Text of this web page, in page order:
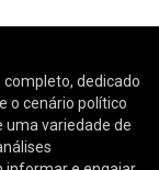
completo, dedicado
o cenário político
uma variedade de